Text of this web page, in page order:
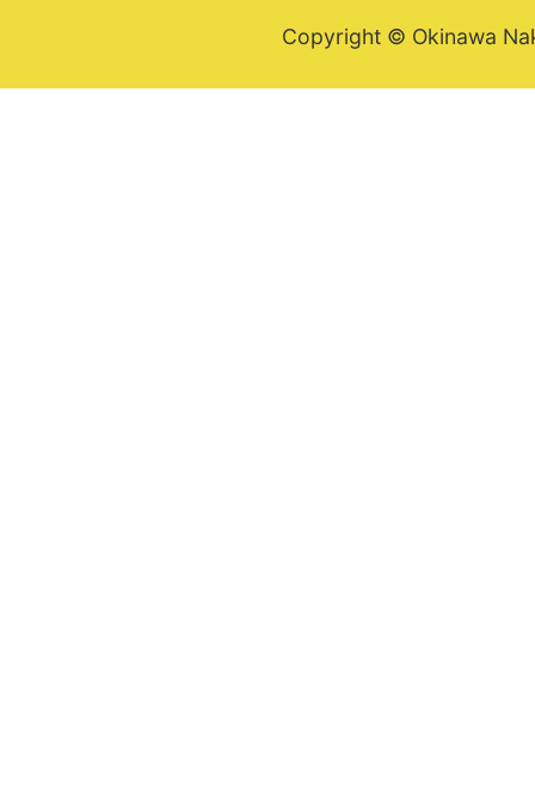
Copyright © Okinawa